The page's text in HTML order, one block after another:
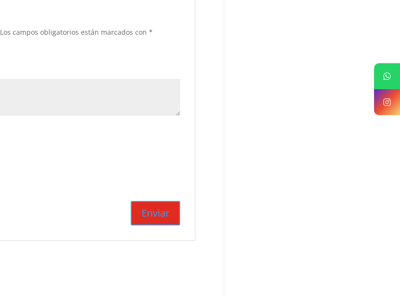
Los campos obligatorios están marcados con*